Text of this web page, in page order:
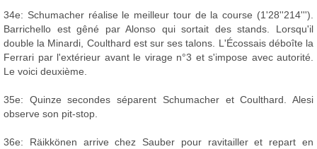
34e: Schumacher réalise le meilleur tour de la course (1'28''214''').
Barrichello est gêné par Alonso qui sortait des stands. Lorsqu'il
double la Minardi, Coulthard est sur ses talons. L'Écossais déboîte la
Ferrari par l'extérieur avant le virage n°3 et s'impose avec autorité.
Le voici deuxième.
35e: Quinze secondes séparent Schumacher et Coulthard. Alesi
observe son pit-stop.
36e: Räikkönen arrive chez Sauber pour ravitailler et repart en